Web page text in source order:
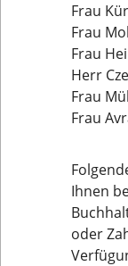
Frau
Frau
Frau
Herr
Frau
Frau
Ihnen
oder